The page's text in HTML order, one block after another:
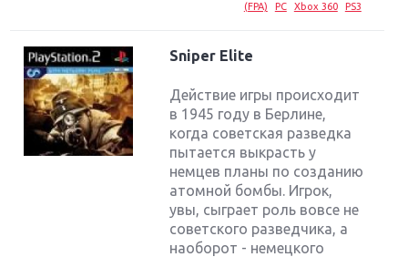
(FPA)
PC Xbox 360 PS3
Sniper Elite
Действие игры происходит
в 1945 году в Берлине,
когда советская разведка
пытается выкрасть у
немцев планы по созданию
атомной бомбы. Игрок,
увы, сыграет роль вовсе не
советского разведчика, а
наоборот - немецкого